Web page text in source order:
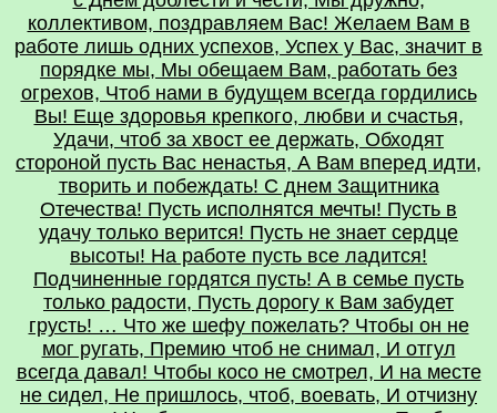
коллективом, поздравляем Вас! Желаем Вам в
работе лишь одних успехов, Успех у Вас, значит в
порядке мы, Мы обещаем Вам, работать без
огрехов, Чтоб нами в будущем всегда гордились
Вы! Еще здоровья крепкого, любви и счастья,
Удачи, чтоб за хвост ее держать, Обходят
стороной пусть Вас ненастья, А Вам вперед идти,
творить и побеждать! С днем Защитника
Отечества! Пусть исполнятся мечты! Пусть в
удачу только верится! Пусть не знает сердце
высоты! На работе пусть все ладится!
Подчиненные гордятся пусть! А в семье пусть
только радости, Пусть дорогу к Вам забудет
грусть! … Что же шефу пожелать? Чтобы он не
мог ругать, Премию чтоб не снимал, И отгул
всегда давал! Чтобы косо не смотрел, И на месте
не сидел, Не пришлось, чтоб, воевать, И отчизну